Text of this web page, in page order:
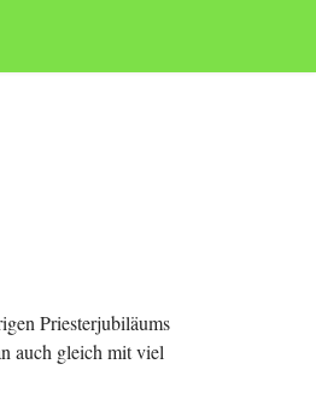
Priesterjubiläums
auch gleich mit viel